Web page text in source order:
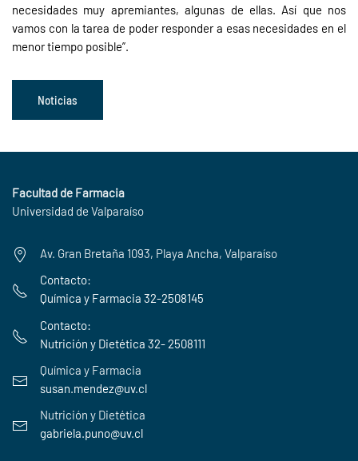
necesidades muy apremiantes, algunas de ellas. Así que nos
vamos con la tarea de poder responder a esas necesidades en el
menor tiempo posible”.
Noticias
Facultad de Farmacia
Universidad de Valparaíso
Av. Gran Bretaña 1093, Playa Ancha, Valparaíso
Contacto:
Química y Farmacia 32-2508145
Contacto:
Nutrición y Dietética 32- 2508111
Química y Farmacia
susan.mendez@uv.cl
Nutrición y Dietética
gabriela.puno@uv.cl